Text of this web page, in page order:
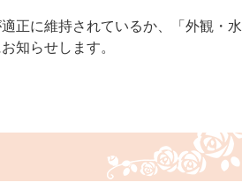
正に維持されているか、「外観・水
知らせします。